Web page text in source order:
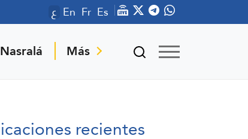
ع En Fr Es
Más
recientes